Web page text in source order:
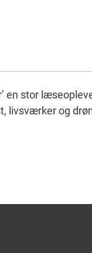
en stor
livsværker og